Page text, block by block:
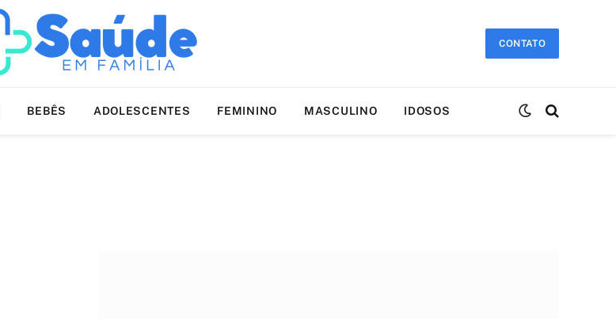
CONTATO
BEBÊS ADOLESCENTES FEMININO MASCULINO IDOSOS